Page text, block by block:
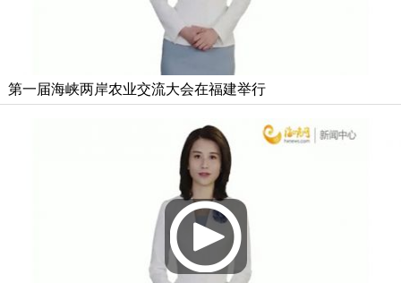
第一届海峡两岸农业交流大会在福建举行